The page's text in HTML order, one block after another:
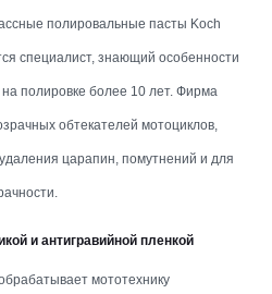
полировальные пасты Koch
специалист, знающий особенности
полировке более 10 лет. Фирма
обтекателей мотоциклов,
царапин, помутнений и для
и антигравийной пленкой
мототехнику